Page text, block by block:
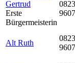
Gertrud
Erste
Bürgermeisterin
Alt Ruth